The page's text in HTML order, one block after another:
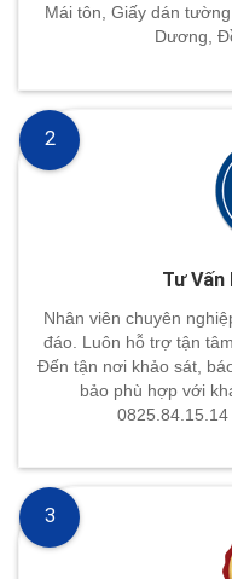
Mái tôn, Giấy dán
Dương,
Tư Vấn
Nhân viên chuyên
đáo. Luôn hỗ trợ tận
Đến tận nơi khảo sát,
bảo phù hợp với
2
3